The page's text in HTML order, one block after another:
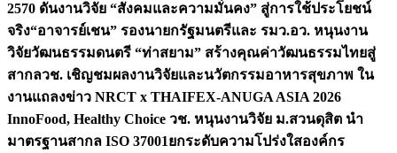
2570 ดันงานวิจัย “สังคมและความมั่นคง” สู่การใช้ประโยชน์
จริง“อาจารย์เชน” รองนายกรัฐมนตรีและ รมว.อว. หนุนงาน
วิจัยวัฒนธรรมดนตรี “ท่าสยาม” สร้างคุณค่าวัฒนธรรมไทยสู่
สากลวช. เชิญชมผลงานวิจัยและนวัตกรรมอาหารสุขภาพ ใน
งานแถลงข่าว NRCT x THAIFEX-ANUGA ASIA 2026
InnoFood, Healthy Choice วช. หนุนงานวิจัย ม.สวนดุสิต นำ
มาตรฐานสากล ISO 37001ยกระดับความโปร่งใสองค์กร